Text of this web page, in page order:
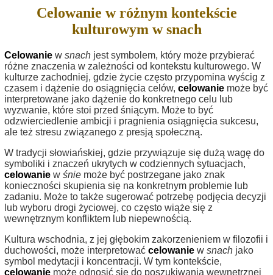
Celowanie w różnym kontekście
kulturowym w snach
Celowanie w snach jest symbolem, który może przybierać
różne znaczenia w zależności od kontekstu kulturowego. W
kulturze zachodniej, gdzie życie często przypomina wyścig z
czasem i dążenie do osiągnięcia celów, celowanie może być
interpretowane jako dążenie do konkretnego celu lub
wyzwanie, które stoi przed śniącym. Może to być
odzwierciedlenie ambicji i pragnienia osiągnięcia sukcesu,
ale też stresu związanego z presją społeczną.
W tradycji słowiańskiej, gdzie przywiązuje się dużą wagę do
symboliki i znaczeń ukrytych w codziennych sytuacjach,
celowanie w śnie może być postrzegane jako znak
konieczności skupienia się na konkretnym problemie lub
zadaniu. Może to także sugerować potrzebę podjęcia decyzji
lub wyboru drogi życiowej, co często wiąże się z
wewnętrznym konfliktem lub niepewnością.
Kultura wschodnia, z jej głębokim zakorzenieniem w filozofii i
duchowości, może interpretować celowanie w snach jako
symbol medytacji i koncentracji. W tym kontekście,
celowanie może odnosić się do poszukiwania wewnętrznej